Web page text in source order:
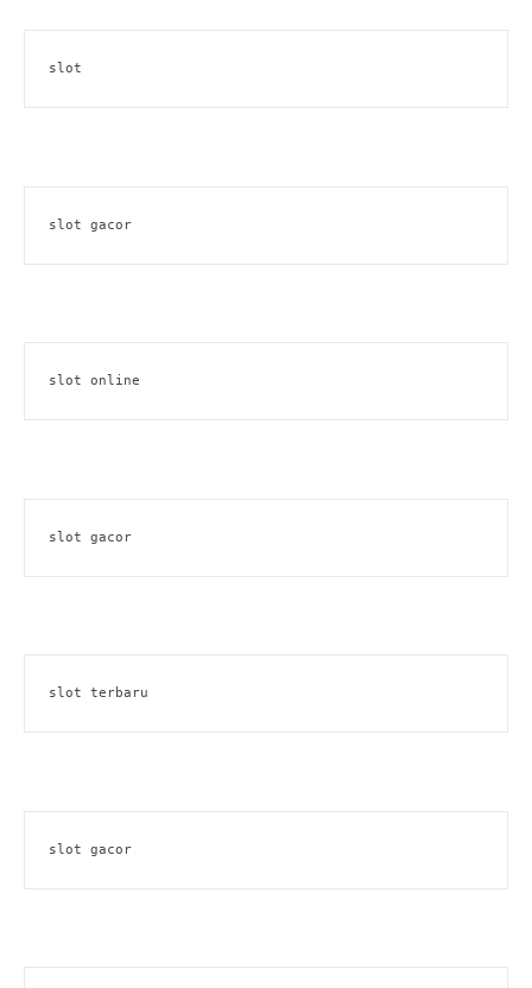
slot
slot gacor
slot online
slot gacor
slot terbaru
slot gacor